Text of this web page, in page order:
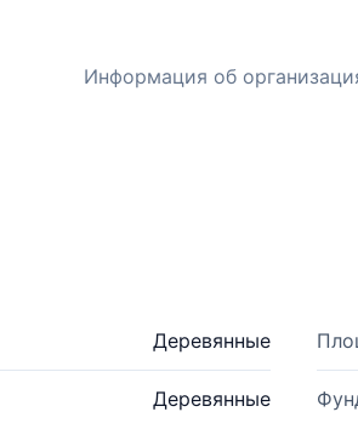
Информация об
Деревянные
Деревянные